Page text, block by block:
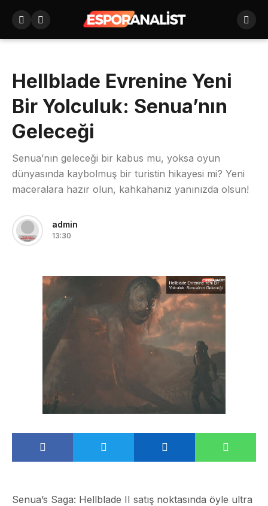
Hellblade Evrenine Yeni
Bir Yolculuk: Senua’nın
Geleceği
Senua’nın geleceği bir kabus mu, yoksa oyun
dünyasında kaybolmuş bir turistin hikayesi mi? Yeni
maceralara hazır olun, kahkahanız yanınızda olsun!
admin
13:30
Senua’s Saga: Hellblade II satış noktasında öyle ultra